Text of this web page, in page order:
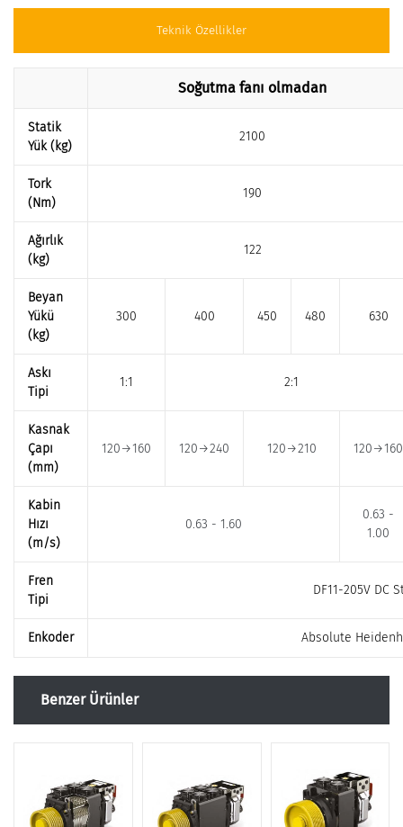
Teknik Özellikler
Soğutma fanı olmadan
Statik
Yük (kg)
2100
Tork
(Nm)
190
Ağırlık
(kg)
122
Beyan
Yükü
(kg)
300 400 450 480 630
Askı
Tipi
1:1 2:1
Kasnak
Çapı
(mm)
120→160 120→240 120→210 120→160
Kabin
Hızı
(m/s)
0.63 - 1.60
0.63 -
1.00
Fren
Tipi
DF11-205V DC
Enkoder Absolute
Benzer Ürünler